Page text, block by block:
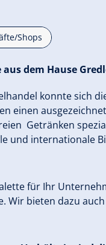
Shops
dem Hause
konnte sich
einen
Getränken
und internationale
für Ihr
Wir bieten dazu